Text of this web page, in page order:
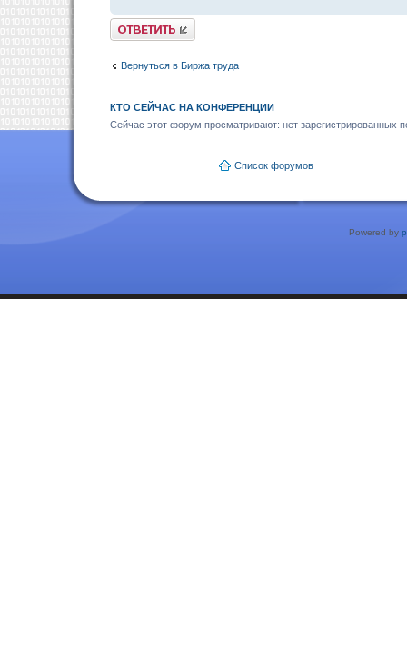
Ответить
Вернуться в Биржа труда
КТО СЕЙЧАС НА КОНФЕРЕНЦИИ
Сейчас этот форум просматривают: нет зарегистрированных
Список форумов
Powered by